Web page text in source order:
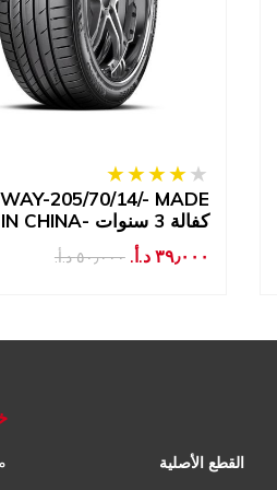
205/70/14/- MADE
IN CHINA- كفالة 3 سنوات
٥٠٫٠٠٠ د.أ.‏ ٣٩٫٠٠٠ د.أ.‏
القطع الأصلية